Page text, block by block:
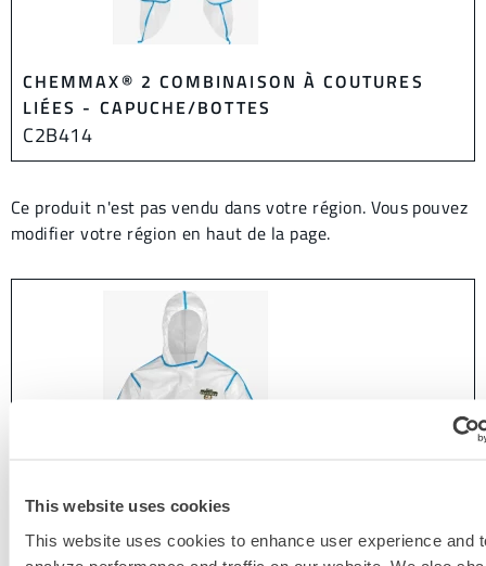
This website uses cookies
This website uses cookies to enhance user experience and
CHEMMAX® 2 COMBINAISON À COUTURES
LIÉES - CAPUCHE/BOTTES
C2B414
Ce produit n'est pas vendu dans votre région. Vous pouvez
modifier votre région en haut de la page.